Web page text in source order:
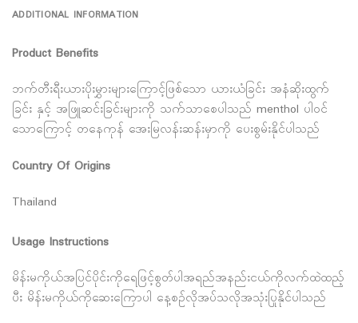
ADDITIONAL INFORMATION
Product Benefits
ဘက်တီးရီးယားပိုးမွှားများကြောင့်ဖြစ်သော ယားယံခြင်း အနံဆိုးထွက်
ခြင်း နှင့် အဖြူဆင်းခြင်းများကို သက်သာစေပါသည် menthol ပါဝင်
သောကြောင့် တနေကုန် အေးမြလန်းဆန်းမှာကို ပေးစွမ်းနိုင်ပါသည်
Country Of Origins
Thailand
Usage Instructions
မိန်းမကိုယ်အပြင်ပိုင်းကိုရေဖြင့်စွတ်ပါအရည်အနည်းငယ်ကိုလက်ထဲထည့်
ပီး မိန်းမကိုယ်ကိုဆေးကြောပါ နေ့စဥ်လိုအပ်သလိုအသုံးပြုနိုင်ပါသည်